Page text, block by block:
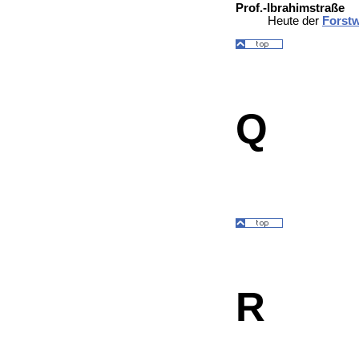
Prof.-Ibrahimstraße
Heute der
Q
R